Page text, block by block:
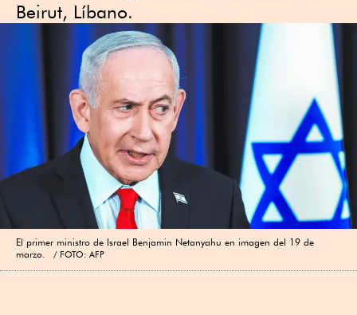
Beirut, Líbano.
El primer ministro de Israel Benjamin Netanyahu en imagen del 19 de
marzo.
FOTO: AFP